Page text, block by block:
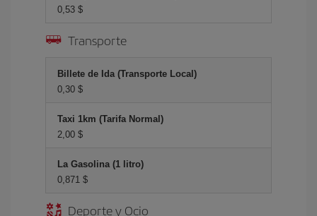
0,53 $
Transporte
Billete de Ida (Transporte Local)
0,30 $
Taxi 1km (Tarifa Normal)
2,00 $
La Gasolina (1 litro)
0,871 $
Deporte y Ocio